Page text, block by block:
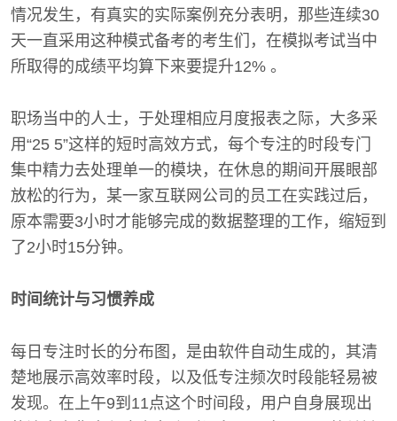
情况发生，有真实的实际案例充分表明，那些连续30
天一直采用这种模式备考的考生们，在模拟考试当中
所取得的成绩平均算下来要提升12% 。
职场当中的人士，于处理相应月度报表之际，大多采
用“25 5”这样的短时高效方式，每个专注的时段专门
集中精力去处理单一的模块，在休息的期间开展眼部
放松的行为，某一家互联网公司的员工在实践过后，
原本需要3小时才能够完成的数据整理的工作，缩短到
了2小时15分钟。
时间统计与习惯养成
每日专注时长的分布图，是由软件自动生成的，其清
楚地展示高效率时段，以及低专注频次时段能轻易被
发现。在上午9到11点这个时间段，用户自身展现出